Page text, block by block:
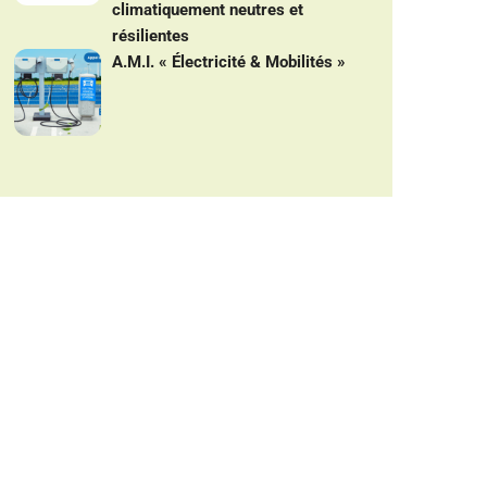
climatiquement neutres et
résilientes
A.M.I. « Électricité & Mobilités »